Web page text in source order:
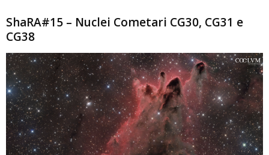
ShaRA#15 – Nuclei Cometari CG30, CG31 e
CG38